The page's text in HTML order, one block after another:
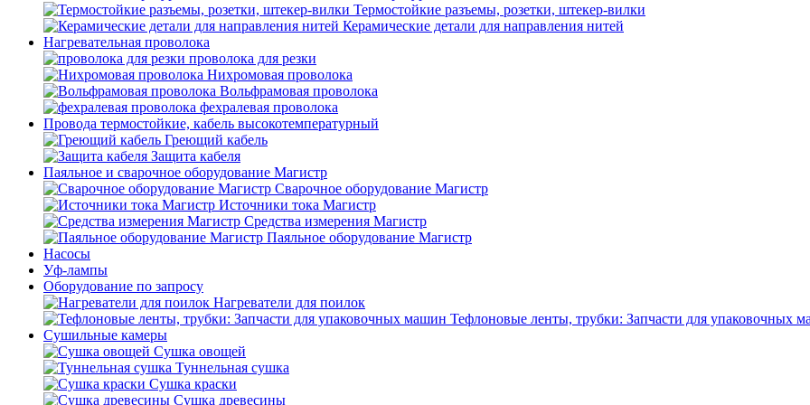
Термостойкие разъемы, розетки, штекер-вилки
Керамические детали для направления нитей
Нагревательная проволока
проволока для резки
Нихромовая проволока
Вольфрамовая проволока
фехралевая проволока
Провода термостойкие, кабель высокотемпературный
Греющий кабель
Защита кабеля
Паяльное и сварочное оборудование Магистр
Сварочное оборудование Магистр
Источники тока Магистр
Средства измерения Магистр
Паяльное оборудование Магистр
Насосы
Уф-лампы
Оборудование по запросу
Нагреватели для поилок
Тефлоновые ленты, трубки: Запчасти для упаковочных
Сушильные камеры
Сушка овощей
Туннельная сушка
Сушка краски
Сушка древесины